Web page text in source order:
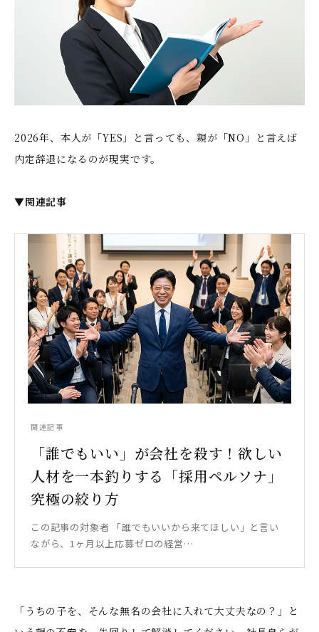
2026年、本人が「YES」と言っても、親が「NO」と言えば
内定辞退になるのが現実です。
▼関連記事
関連記事
「誰でもいい」が会社を殺す！欲しい
人材を一本釣りする「採用ペルソナ」
究極の絞り方
この記事の対象者 「誰でもいいから来てほしい」と言い
ながら、1ヶ月以上応募ゼロの経営…
「うちの子を、そんな無名の会社に入れて大丈夫なの？」と